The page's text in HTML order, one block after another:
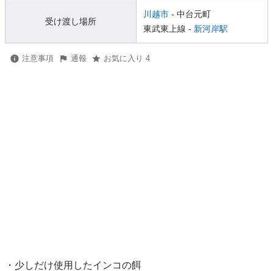
受け渡し場所
川越市 - 中台元町
東武東上線 - 新河岸駅
注意事項 通報 お気に入り 4
・少しだけ使用したインコの餌